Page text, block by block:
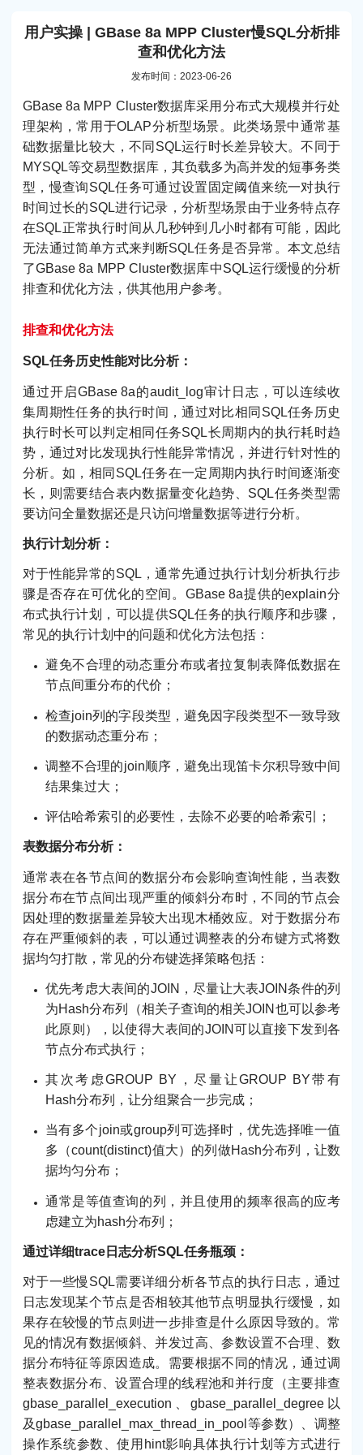
用户实操 | GBase 8a MPP Cluster慢SQL分析排
查和优化方法
发布时间：2023-06-26
GBase 8a MPP Cluster数据库采用分布式大规模并行处
理架构，常用于OLAP分析型场景。此类场景中通常基
础数据量比较大，不同SQL运行时长差异较大。不同于
MYSQL等交易型数据库，其负载多为高并发的短事务类
型，慢查询SQL任务可通过设置固定阈值来统一对执行
时间过长的SQL进行记录，分析型场景由于业务特点存
在SQL正常执行时间从几秒钟到几小时都有可能，因此
无法通过简单方式来判断SQL任务是否异常。本文总结
了GBase 8a MPP Cluster数据库中SQL运行缓慢的分析
排查和优化方法，供其他用户参考。
排查和优化方法
SQL任务历史性能对比分析：
通过开启GBase 8a的audit_log审计日志，可以连续收
集周期性任务的执行时间，通过对比相同SQL任务历史
执行时长可以判定相同任务SQL长周期内的执行耗时趋
势，通过对比发现执行性能异常情况，并进行针对性的
分析。如，相同SQL任务在一定周期内执行时间逐渐变
长，则需要结合表内数据量变化趋势、SQL任务类型需
要访问全量数据还是只访问增量数据等进行分析。
执行计划分析：
对于性能异常的SQL，通常先通过执行计划分析执行步
骤是否存在可优化的空间。GBase 8a提供的explain分
布式执行计划，可以提供SQL任务的执行顺序和步骤，
常见的执行计划中的问题和优化方法包括：
避免不合理的动态重分布或者拉复制表降低数据在
节点间重分布的代价；
检查join列的字段类型，避免因字段类型不一致导致
的数据动态重分布；
调整不合理的join顺序，避免出现笛卡尔积导致中间
结果集过大；
评估哈希索引的必要性，去除不必要的哈希索引；
表数据分布分析：
通常表在各节点间的数据分布会影响查询性能，当表数
据分布在节点间出现严重的倾斜分布时，不同的节点会
因处理的数据量差异较大出现木桶效应。对于数据分布
存在严重倾斜的表，可以通过调整表的分布键方式将数
据均匀打散，常见的分布键选择策略包括：
优先考虑大表间的JOIN，尽量让大表JOIN条件的列
为Hash分布列（相关子查询的相关JOIN也可以参考
此原则），以使得大表间的JOIN可以直接下发到各
节点分布式执行；
其次考虑GROUP BY，尽量让GROUP BY带有
Hash分布列，让分组聚合一步完成；
当有多个join或group列可选择时，优先选择唯一值
多（count(distinct)值大）的列做Hash分布列，让数
据均匀分布；
通常是等值查询的列，并且使用的频率很高的应考
虑建立为hash分布列；
通过详细trace日志分析SQL任务瓶颈：
对于一些慢SQL需要详细分析各节点的执行日志，通过
日志发现某个节点是否相较其他节点明显执行缓慢，如
果存在较慢的节点则进一步排查是什么原因导致的。常
见的情况有数据倾斜、并发过高、参数设置不合理、数
据分布特征等原因造成。需要根据不同的情况，通过调
整表数据分布、设置合理的线程池和并行度（主要排查
gbase_parallel_execution、gbase_parallel_degree以
及gbase_parallel_max_thread_in_pool等参数）、调整
操作系统参数、使用hint影响具体执行计划等方式进行